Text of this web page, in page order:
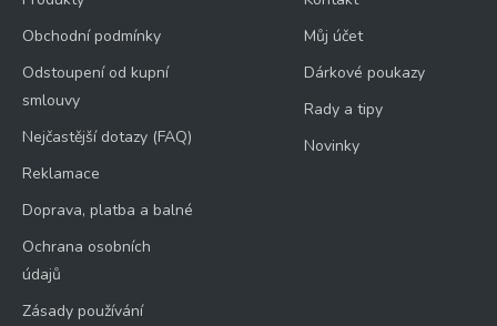
Obchodní podmínky
Odstoupení od kupní
smlouvy
Nejčastější dotazy (FAQ)
Reklamace
Doprava, platba a balné
Ochrana osobních
údajů
Zásady používání
Můj účet
Dárkové poukazy
Rady a tipy
Novinky